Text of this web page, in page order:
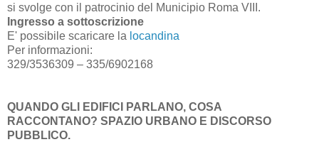
si svolge con il patrocinio del Municipio Roma VIII.
Ingresso a sottoscrizione
E' possibile scaricare la locandina
Per informazioni:
329/3536309 – 335/6902168
QUANDO GLI EDIFICI PARLANO, COSA
RACCONTANO? SPAZIO URBANO E DISCORSO
PUBBLICO.